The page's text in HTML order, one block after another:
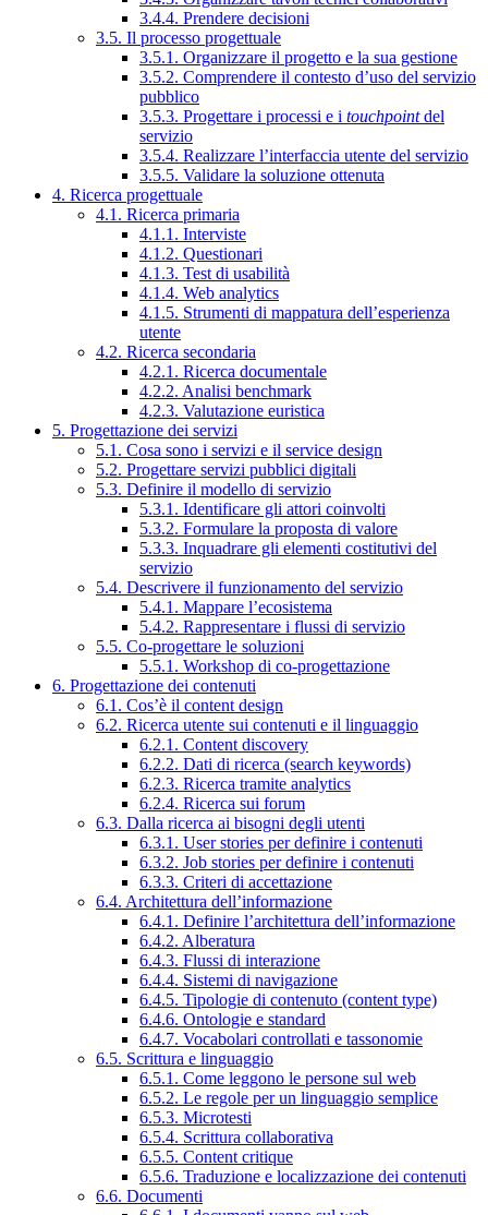
3.4.4. Prendere decisioni
3.5. Il processo progettuale
3.5.1. Organizzare il progetto e la sua gestione
3.5.2. Comprendere il contesto d’uso del servizio
pubblico
3.5.3. Progettare i processi e i touchpointdel
servizio
3.5.4. Realizzare l’interfaccia utente del servizio
3.5.5. Validare la soluzione ottenuta
4. Ricerca progettuale
4.1. Ricerca primaria
4.1.1. Interviste
4.1.2. Questionari
4.1.3. Test di usabilità
4.1.4. Web analytics
4.1.5. Strumenti di mappatura dell’esperienza
utente
4.2. Ricerca secondaria
4.2.1. Ricerca documentale
4.2.2. Analisi benchmark
4.2.3. Valutazione euristica
5. Progettazione dei servizi
5.1. Cosa sono i servizi e il service design
5.2. Progettare servizi pubblici digitali
5.3. Definire il modello di servizio
5.3.1. Identificare gli attori coinvolti
5.3.2. Formulare la proposta di valore
5.3.3. Inquadrare gli elementi costitutivi del
servizio
5.4. Descrivere il funzionamento del servizio
5.4.1. Mappare l’ecosistema
5.4.2. Rappresentare i flussi di servizio
5.5. Co-progettare le soluzioni
5.5.1. Workshop di co-progettazione
6. Progettazione dei contenuti
6.1. Cos’è il content design
6.2. Ricerca utente sui contenuti e il linguaggio
6.2.1. Content discovery
6.2.2. Dati di ricerca (search keywords)
6.2.3. Ricerca tramite analytics
6.2.4. Ricerca sui forum
6.3. Dalla ricerca ai bisogni degli utenti
6.3.1. User stories per definire i contenuti
6.3.2. Job stories per definire i contenuti
6.3.3. Criteri di accettazione
6.4. Architettura dell’informazione
6.4.1. Definire l’architettura dell’informazione
6.4.2. Alberatura
6.4.3. Flussi di interazione
6.4.4. Sistemi di navigazione
6.4.5. Tipologie di contenuto (content type)
6.4.6. Ontologie e standard
6.4.7. Vocabolari controllati e tassonomie
6.5. Scrittura e linguaggio
6.5.1. Come leggono le persone sul web
6.5.2. Le regole per un linguaggio semplice
6.5.3. Microtesti
6.5.4. Scrittura collaborativa
6.5.5. Content critique
6.5.6. Traduzione e localizzazione dei contenuti
6.6. Documenti